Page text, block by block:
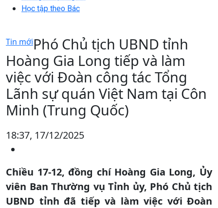
Học tập theo Bác
Tin mớiPhó Chủ tịch UBND tỉnh
Hoàng Gia Long tiếp và làm
việc với Đoàn công tác Tổng
Lãnh sự quán Việt Nam tại Côn
Minh (Trung Quốc)
18:37, 17/12/2025
Chiều 17-12, đồng chí Hoàng Gia Long, Ủy
viên Ban Thường vụ Tỉnh ủy, Phó Chủ tịch
UBND tỉnh đã tiếp và làm việc với Đoàn